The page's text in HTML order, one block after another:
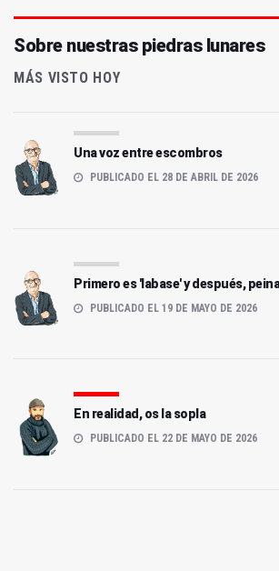
Sobre nuestras piedras lunares
MÁS VISTO HOY
Una voz entre escombros
PUBLICADO EL 28 DE ABRIL DE 2026
Primero es 'labase' y después,
PUBLICADO EL 19 DE MAYO DE 2026
En realidad, os la sopla
PUBLICADO EL 22 DE MAYO DE 2026